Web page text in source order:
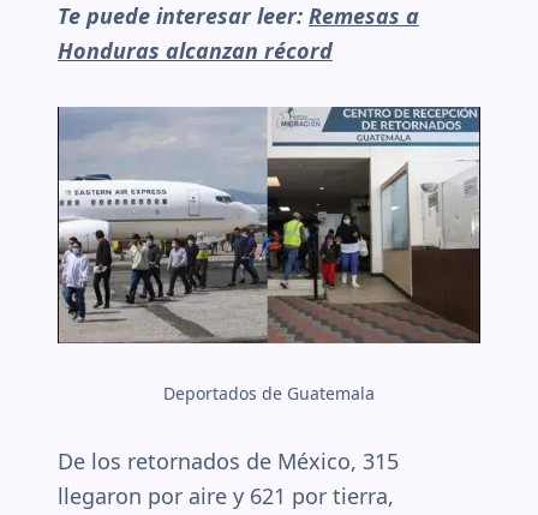
Te puede interesar leer: Remesas a
Honduras alcanzan récord
Deportados de Guatemala
De los retornados de México, 315
llegaron por aire y 621 por tierra,